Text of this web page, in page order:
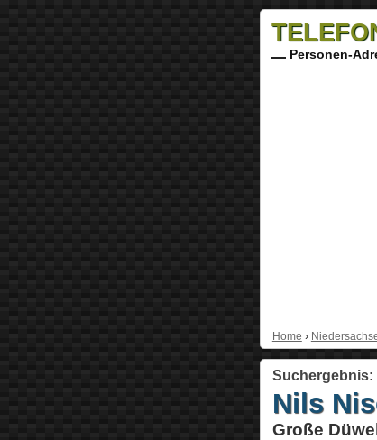
Personen-
Home ›
Suchergebnis:
Nils
Große